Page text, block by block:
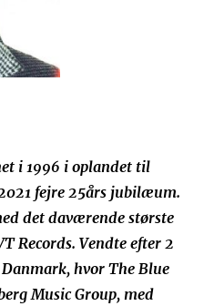
i 1996 i oplandet til
fejre 25års jubilæum.
det daværende største
Records. Vendte efter 2
hvor The Blue
Music Group, med